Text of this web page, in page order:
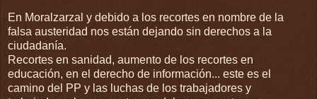
En Moralzarzal y debido a los recortes en nombre de la
falsa austeridad nos están dejando sin derechos a la
ciudadanía.
Recortes en sanidad, aumento de los recortes en
educación, en el derecho de información... este es el
camino del PP y las luchas de los trabajadores y